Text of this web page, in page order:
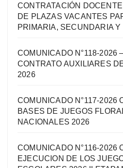
CONTRATACIÓN
DE PLAZAS VACANTES
PRIMARIA, SECUNDARIA Y
COMUNICADO N°118-2026
CONTRATO AUXILIARES
2026
COMUNICADO N°117-2026
BASES DE JUEGOS
NACIONALES 2026
COMUNICADO N°116-2026
EJECUCION DE LOS